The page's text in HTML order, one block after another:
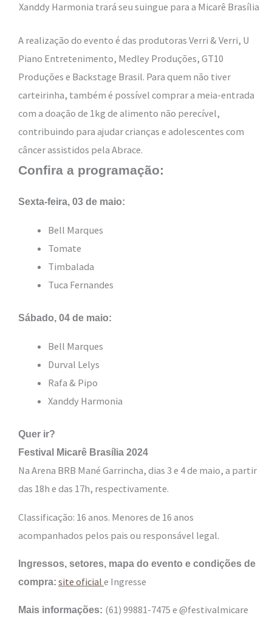
Xanddy Harmonia trará seu suingue para a Micarê Brasília
A realização do evento é das produtoras Verri & Verri, U
Piano Entretenimento, Medley Produções, GT10
Produções e Backstage Brasil. Para quem não tiver
carteirinha, também é possível comprar a meia-entrada
com a doação de 1kg de alimento não perecível,
contribuindo para ajudar crianças e adolescentes com
câncer assistidos pela Abrace.
Confira a programação:
Sexta-feira, 03 de maio:
Bell Marques
Tomate
Timbalada
Tuca Fernandes
Sábado, 04 de maio:
Bell Marques
Durval Lelys
Rafa & Pipo
Xanddy Harmonia
Quer ir?
Festival Micarê Brasília 2024
Na Arena BRB Mané Garrincha, dias 3 e 4 de maio, a partir
das 18h e das 17h, respectivamente.
Classificação: 16 anos. Menores de 16 anos
acompanhados pelos pais ou responsável legal.
Ingressos, setores, mapa do evento e condições de
compra: site oficial e Ingresse
Mais informações: (61) 99881-7475 e @festivalmicare